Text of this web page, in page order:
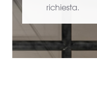
richiesta.